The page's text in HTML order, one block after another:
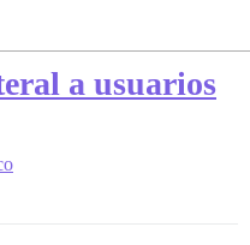
a usuarios